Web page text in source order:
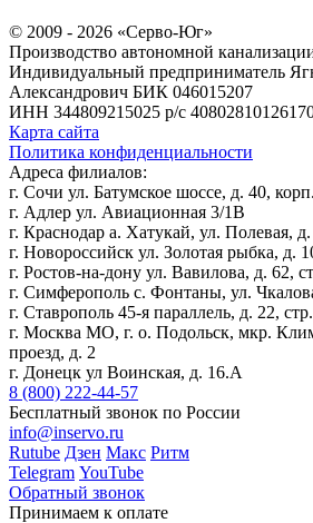
© 2009 - 2026 «Серво-Юг»
Производство автономной
Индивидуальный предприниматель
Александрович БИК 046015207
ИНН 344809215025 р/с
Карта сайта
Политика конфиденциальности
Адреса филиалов:
г. Сочи ул. Батумское шоссе, д. 40,
г. Адлер ул. Авиационная 3/1В
г. Краснодар а. Хатукай, ул. Полевая,
г. Новороссийск ул. Золотая рыбка, д.
г. Ростов-на-дону ул. Вавилова, д. 62,
г. Симферополь с. Фонтаны, ул.
г. Ставрополь 45-я параллель, д. 22,
г. Москва МО, г. о. Подольск, мкр.
проезд, д. 2
г. Донецк ул Воинская, д. 16.А
8 (800) 222-44-57
Бесплатный звонок по России
info@inservo.ru
Rutube Дзен Макс Ритм
Telegram YouTube
Обратный звонок
Принимаем к оплате